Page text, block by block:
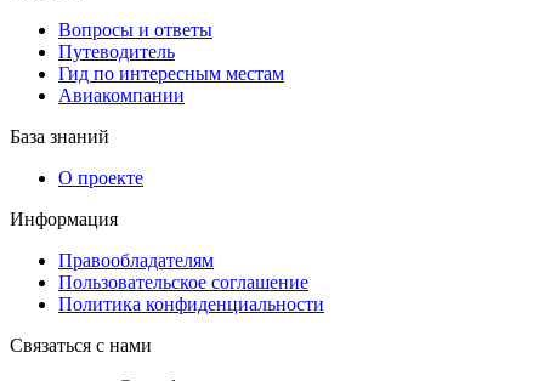
Вопросы и ответы
Путеводитель
Гид по интересным местам
Авиакомпании
База знаний
О проекте
Информация
Правообладателям
Пользовательское соглашение
Политика конфиденциальности
Связаться с нами